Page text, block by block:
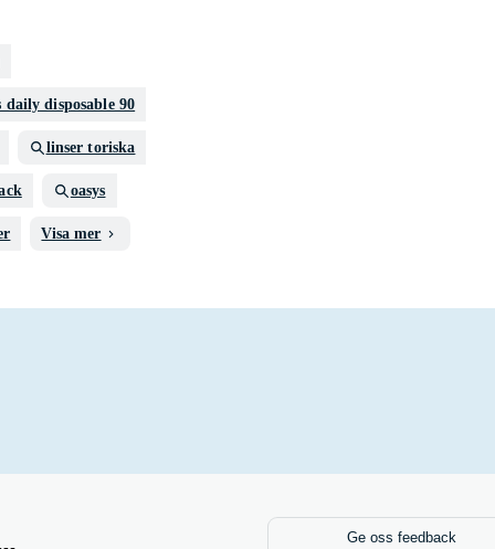
daily disposable 90
linser toriska
oasys
Visa mer
Ge oss feedback